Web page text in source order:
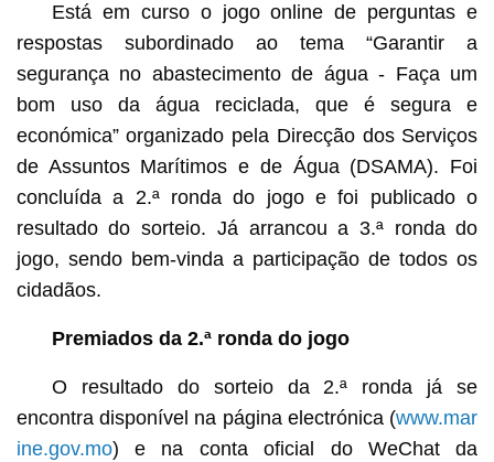
Está em curso o jogo online de perguntas e
respostas subordinado ao tema “Garantir a
segurança no abastecimento de água - Faça um
bom uso da água reciclada, que é segura e
económica” organizado pela Direcção dos Serviços
de Assuntos Marítimos e de Água (DSAMA). Foi
concluída a 2.ª ronda do jogo e foi publicado o
resultado do sorteio. Já arrancou a 3.ª ronda do
jogo, sendo bem-vinda a participação de todos os
cidadãos.
Premiados da 2.ª ronda do jogo
O resultado do sorteio da 2.ª ronda já se
encontra disponível na página electrónica (www.mar
ine.gov.mo) e na conta oficial do WeChat da